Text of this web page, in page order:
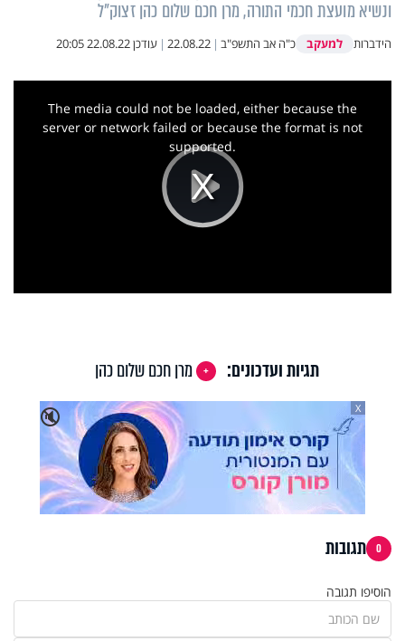
ונשיא מועצת חכמי התורה, מרן חכם שלום כהן זצוק"ל
הידברות למעקב כ"ה אב התשפ"ב |
22.08.22
| עודכן22.08.22 20:05
Play
This
The media could not be loaded, either because the
server or network failed or because the format is not
supported.
תגיות ועדכונים:
מרן חכם שלום כהן
🔇
X
0 תגובות
הוסיפו תגובה